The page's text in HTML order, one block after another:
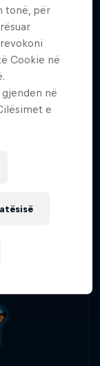
tonë, për
Cookie në
në
e